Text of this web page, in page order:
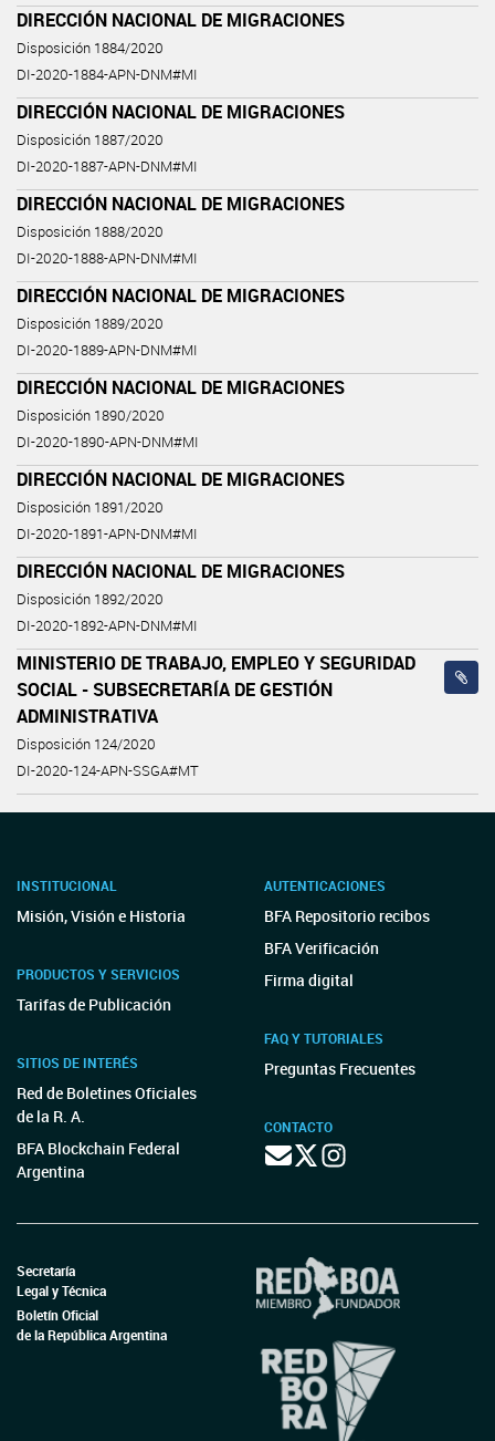
DIRECCIÓN NACIONAL DE MIGRACIONES
Disposición 1884/2020
DI-2020-1884-APN-DNM#MI
DIRECCIÓN NACIONAL DE MIGRACIONES
Disposición 1887/2020
DI-2020-1887-APN-DNM#MI
DIRECCIÓN NACIONAL DE MIGRACIONES
Disposición 1888/2020
DI-2020-1888-APN-DNM#MI
DIRECCIÓN NACIONAL DE MIGRACIONES
Disposición 1889/2020
DI-2020-1889-APN-DNM#MI
DIRECCIÓN NACIONAL DE MIGRACIONES
Disposición 1890/2020
DI-2020-1890-APN-DNM#MI
DIRECCIÓN NACIONAL DE MIGRACIONES
Disposición 1891/2020
DI-2020-1891-APN-DNM#MI
DIRECCIÓN NACIONAL DE MIGRACIONES
Disposición 1892/2020
DI-2020-1892-APN-DNM#MI
MINISTERIO DE TRABAJO, EMPLEO Y SEGURIDAD
SOCIAL - SUBSECRETARÍA DE GESTIÓN
ADMINISTRATIVA
Disposición 124/2020
DI-2020-124-APN-SSGA#MT
INSTITUCIONAL
Misión, Visión e Historia
PRODUCTOS Y SERVICIOS
Tarifas de Publicación
SITIOS DE INTERÉS
Red de Boletines Oficiales
de la R. A.
BFA Blockchain Federal
Argentina
AUTENTICACIONES
BFA Repositorio recibos
BFA Verificación
Firma digital
FAQ Y TUTORIALES
Preguntas Frecuentes
CONTACTO
Secretaría
Legal y Técnica
Boletín Oficial
de la República Argentina